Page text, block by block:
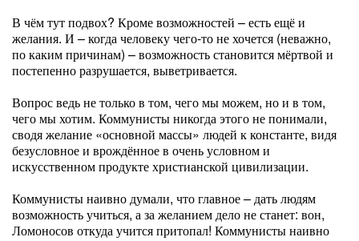
В чём тут подвох? Кроме возможностей – есть ещё и
желания. И – когда человеку чего-то не хочется (неважно,
по каким причинам) – возможность становится мёртвой и
постепенно разрушается, выветривается.
Вопрос ведь не только в том, чего мы можем, но и в том,
чего мы хотим. Коммунисты никогда этого не понимали,
сводя желание «основной массы» людей к константе, видя
безусловное и врождённое в очень условном и
искусственном продукте христианской цивилизации.
Коммунисты наивно думали, что главное – дать людям
возможность учиться, а за желанием дело не станет: вон,
Ломоносов откуда учится притопал! Коммунисты наивно